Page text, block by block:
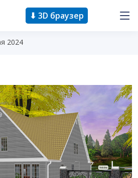
⬇ 3D браузер
2024